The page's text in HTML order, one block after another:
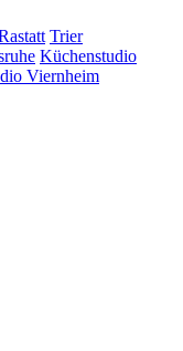
Trier
Küchenstudio
Viernheim